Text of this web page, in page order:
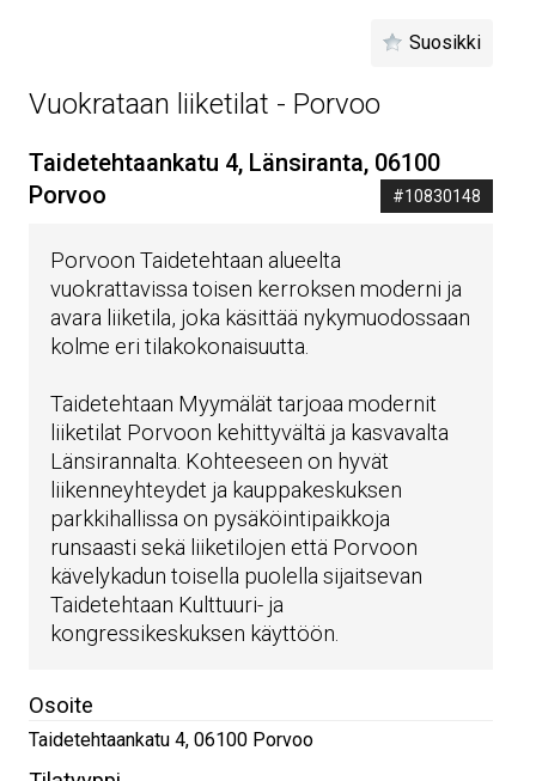
Suosikki
Vuokrataan liiketilat - Porvoo
Taidetehtaankatu 4, Länsiranta, 06100
Porvoo
#10830148
Porvoon Taidetehtaan alueelta
vuokrattavissa toisen kerroksen moderni ja
avara liiketila, joka käsittää nykymuodossaan
kolme eri tilakokonaisuutta.
Taidetehtaan Myymälät tarjoaa modernit
liiketilat Porvoon kehittyvältä ja kasvavalta
Länsirannalta. Kohteeseen on hyvät
liikenneyhteydet ja kauppakeskuksen
parkkihallissa on pysäköintipaikkoja
runsaasti sekä liiketilojen että Porvoon
kävelykadun toisella puolella sijaitsevan
Taidetehtaan Kulttuuri- ja
kongressikeskuksen käyttöön.
Osoite
Taidetehtaankatu 4, 06100 Porvoo